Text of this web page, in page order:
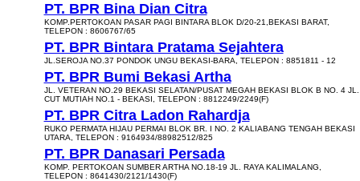
PT. BPR Bina Dian Citra
KOMP.PERTOKOAN PASAR PAGI BINTARA BLOK D/20-21,BEKASI BARAT,
TELEPON : 8606767/65
PT. BPR Bintara Pratama Sejahtera
JL.SEROJA NO.37 PONDOK UNGU BEKASI-BARA, TELEPON : 8851811 - 12
PT. BPR Bumi Bekasi Artha
JL. VETERAN NO.29 BEKASI SELATAN/PUSAT MEGAH BEKASI BLOK B NO. 4 JL.
CUT MUTIAH NO.1 - BEKASI, TELEPON : 8812249/2249(F)
PT. BPR Citra Ladon Rahardja
RUKO PERMATA HIJAU PERMAI BLOK BR. I NO. 2 KALIABANG TENGAH BEKASI
UTARA, TELEPON : 9164934/88982512/825
PT. BPR Danasari Persada
KOMP. PERTOKOAN SUMBER ARTHA NO.18-19 JL. RAYA KALIMALANG,
TELEPON : 8641430/2121/1430(F)